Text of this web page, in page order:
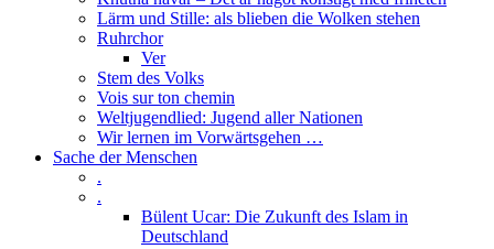
Lärm und Stille: als blieben die Wolken stehen
Ruhrchor
Ver
Stem des Volks
Vois sur ton chemin
Weltjugendlied: Jugend aller Nationen
Wir lernen im Vorwärtsgehen …
Sache der Menschen
.
.
Bülent Ucar: Die Zukunft des Islam in
Deutschland